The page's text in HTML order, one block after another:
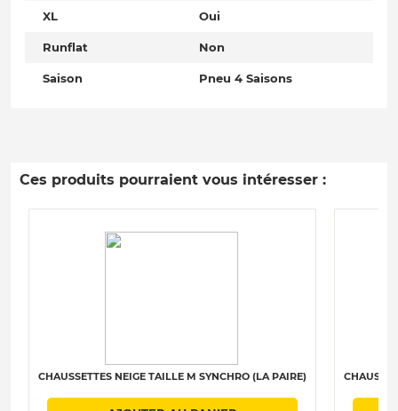
XL Oui
Runflat Non
Saison Pneu 4 Saisons
Ces produits pourraient vous intéresser :
CHAUSSETTES NEIGE TAILLE M SYNCHRO (LA PAIRE)